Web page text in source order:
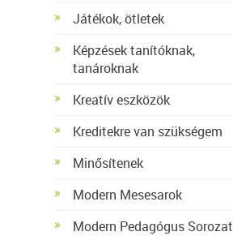
Játékok, ötletek
Képzések tanítóknak,
tanároknak
Kreatív eszközök
Kreditekre van szükségem
Minősítenek
Modern Mesesarok
Modern Pedagógus Sorozat